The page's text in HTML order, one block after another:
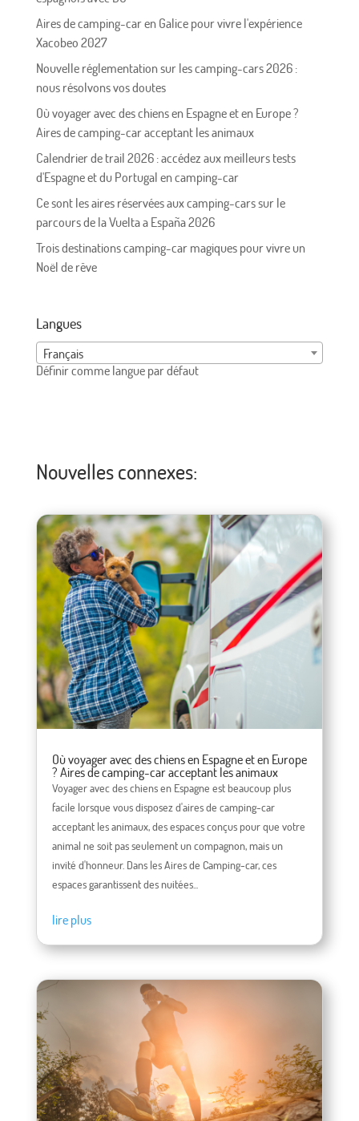
Aires de camping-car en Galice pour vivre l'expérience
Xacobeo 2027
Nouvelle réglementation sur les camping-cars 2026 :
nous résolvons vos doutes
Où voyager avec des chiens en Espagne et en Europe ?
Aires de camping-car acceptant les animaux
Calendrier de trail 2026 : accédez aux meilleurs tests
d'Espagne et du Portugal en camping-car
Ce sont les aires réservées aux camping-cars sur le
parcours de la Vuelta a España 2026
Trois destinations camping-car magiques pour vivre un
Noël de rêve
Langues
Français
Définir comme langue par défaut
Nouvelles connexes:
Où voyager avec des chiens en Espagne et en Europe
? Aires de camping-car acceptant les animaux
Voyager avec des chiens en Espagne est beaucoup plus
facile lorsque vous disposez d'aires de camping-car
acceptant les animaux, des espaces conçus pour que votre
animal ne soit pas seulement un compagnon, mais un
invité d'honneur. Dans les Aires de Camping-car, ces
espaces garantissent des nuitées...
lire plus